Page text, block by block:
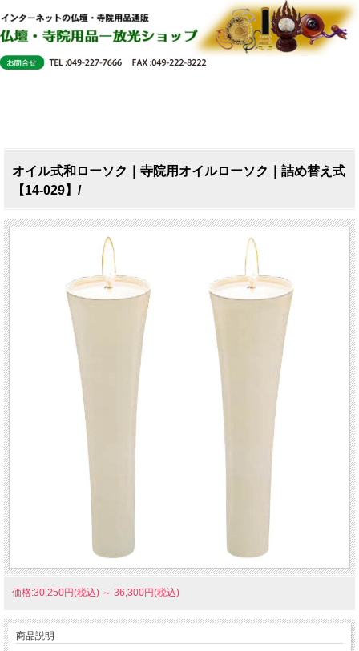
オイル式和ローソク｜寺院用オイルローソク｜詰め替え式
【14-029】/
価格:30,250円(税込) ～ 36,300円(税込)
商品説明